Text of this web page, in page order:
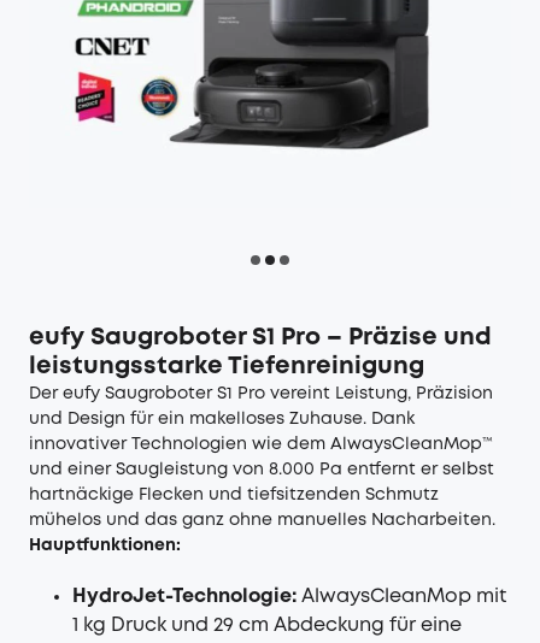
eufy Saugroboter S1 Pro – Präzise und
leistungsstarke Tiefenreinigung
Der eufy Saugroboter S1 Pro vereint Leistung, Präzision
und Design für ein makelloses Zuhause. Dank
innovativer Technologien wie dem AlwaysCleanMop™
und einer Saugleistung von 8.000 Pa entfernt er selbst
hartnäckige Flecken und tiefsitzenden Schmutz
mühelos und das ganz ohne manuelles Nacharbeiten.
Hauptfunktionen:
HydroJet-Technologie: AlwaysCleanMop mit
1 kg Druck und 29 cm Abdeckung für eine